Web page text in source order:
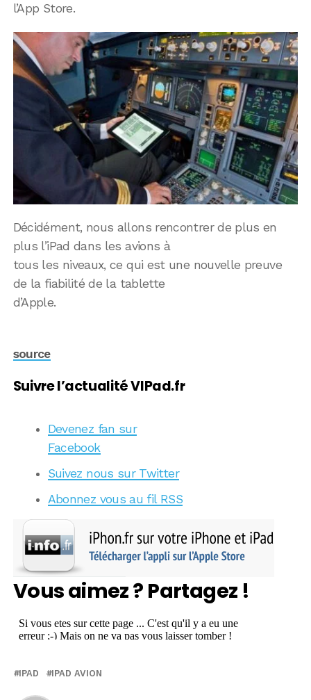
l’App Store.
Décidément, nous allons rencontrer de plus en
plus l’iPad dans les avions à
tous les niveaux, ce qui est une nouvelle preuve
de la fiabilité de la tablette
d’Apple.
source
Suivre l’actualité VIPad.fr
Devenez fan sur
Facebook
Suivez nous sur Twitter
Abonnez vous au fil RSS
Vous aimez ? Partagez !
IPAD IPAD AVION